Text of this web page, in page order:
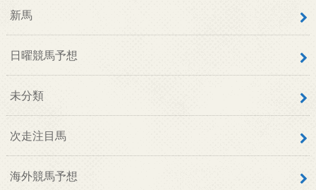
新馬
日曜競馬予想
未分類
次走注目馬
海外競馬予想